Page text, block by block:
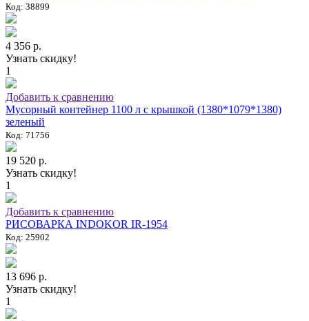
Код: 38899
4 356 р.
Узнать скидку!
1
Добавить к сравнению
Мусорный контейнер 1100 л с крышкой (1380*1079*1380)
зеленый
Код: 71756
19 520 р.
Узнать скидку!
1
Добавить к сравнению
РИСОВАРКА INDOKOR IR-1954
Код: 25902
13 696 р.
Узнать скидку!
1